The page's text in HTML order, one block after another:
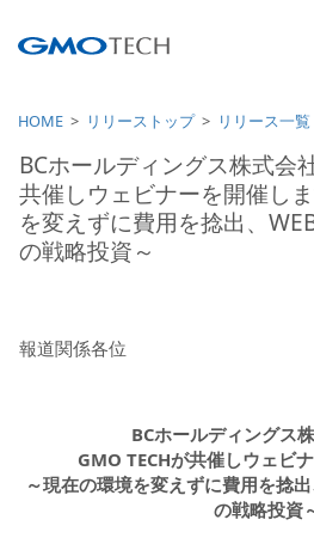
HOME リリーストップ リリース一覧
BCホールディングス株式会
共催しウェビナーを開催し
を変えずに費用を捻出、
の戦略投資～
報道関係各位
BCホールディングス株
GMO TECHが共催しウェビ
～現在の環境を変えずに費用を捻
の戦略投資